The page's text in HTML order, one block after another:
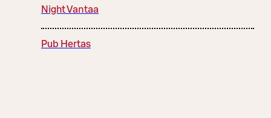
Night Vantaa
Pub Hertas